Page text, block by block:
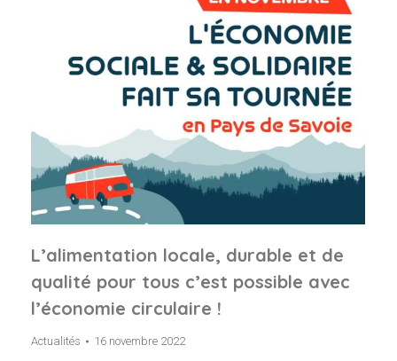
L’alimentation locale, durable et de
qualité pour tous c’est possible avec
l’économie circulaire !
Actualités 16 novembre 2022